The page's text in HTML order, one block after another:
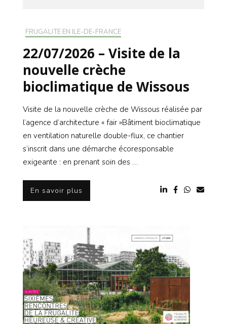
FRUGALITÉ EN ILE-DE-FRANCE
22/07/2026 – Visite de la
nouvelle crèche
bioclimatique de Wissous
Visite de la nouvelle crèche de Wissous réalisée par
l’agence d’architecture « fair »Bâtiment bioclimatique
en ventilation naturelle double-flux, ce chantier
s’inscrit dans une démarche écoresponsable
exigeante : en prenant soin des …
En savoir plus